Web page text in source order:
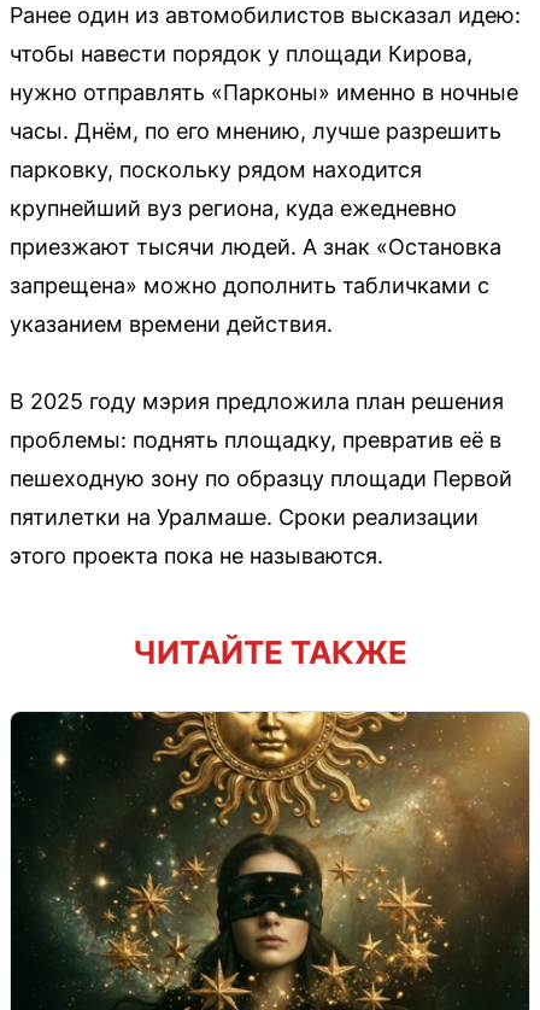
Ранее один из автомобилистов высказал идею:
чтобы навести порядок у площади Кирова,
нужно отправлять «Парконы» именно в ночные
часы. Днём, по его мнению, лучше разрешить
парковку, поскольку рядом находится
крупнейший вуз региона, куда ежедневно
приезжают тысячи людей. А знак «Остановка
запрещена» можно дополнить табличками с
указанием времени действия.
В 2025 году мэрия предложила план решения
проблемы: поднять площадку, превратив её в
пешеходную зону по образцу площади Первой
пятилетки на Уралмаше. Сроки реализации
этого проекта пока не называются.
ЧИТАЙТЕ ТАКЖЕ